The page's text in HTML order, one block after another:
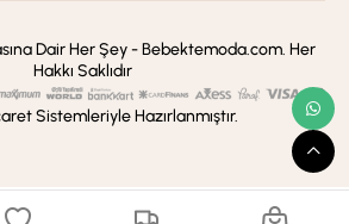
Dair Her Şey - Bebektemoda.com. Her
Hakkı Saklıdır
Sistemleriyle Hazırlanmıştır.